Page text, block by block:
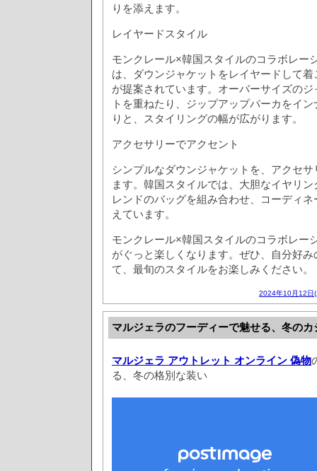
りを添えます。
レイヤードスタイル
モンクレール×韓国スタイルのコラボレー
は、ダウンジャケットをレイヤードして
が提案されています。オーバーサイズの
トを重ねたり、ジップアップパーカをイ
りと、スタイリングの幅が広がります。
アクセサリーでアクセント
シンプルなダウンジャケットを、アクセ
ます。韓国スタイルでは、大胆なイヤリ
レンドのバッグを組み合わせ、コーディ
えています。
モンクレール×韓国スタイルのコラボレー
がぐっと楽しくなります。ぜひ、自分好
て、最旬のスタイルをお楽しみください。
2024年10月12日
マルジェラのフーディーで魅せる、冬の
マルジェラ アウトレット オンライン 偽物
る、冬の格別な装い